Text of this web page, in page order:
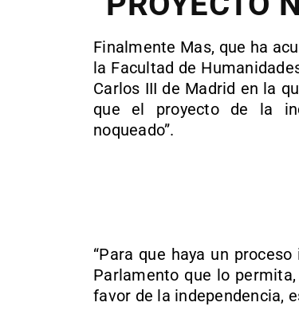
Finalmente Mas, que ha
la Facultad de
Carlos III de Madrid en la
que el proyecto de la
noqueado”.
“Para que haya un
Parlamento que lo
favor de la independencia,